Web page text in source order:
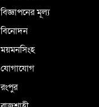
বিজ্ঞাপনের মূল্য
বিনোদন
ময়মনসিংহ
যোগাযোগ
রংপুর